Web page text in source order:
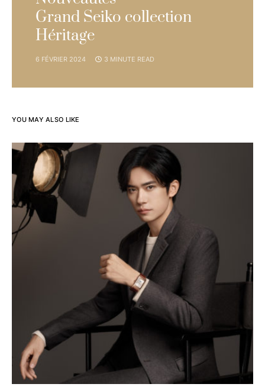
Grand Seiko collection
Héritage
6 FÉVRIER 2024 3 MINUTE READ
YOU MAY ALSO LIKE